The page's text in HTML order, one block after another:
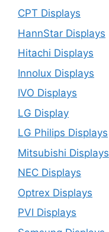
CPT Displays
HannStar Displays
Hitachi Displays
Innolux Displays
IVO Displays
LG Display
LG Philips Displays
Mitsubishi Displays
NEC Displays
Optrex Displays
PVI Displays